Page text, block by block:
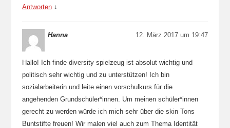
Antworten ↓
Hanna 12. März 2017 um 19:47
Hallo! Ich finde diversity spielzeug ist absolut wichtig und
politisch sehr wichtig und zu unterstützen! Ich bin
sozialarbeiterin und leite einen vorschulkurs für die
angehenden Grundschüler*innen. Um meinen schüler*innen
gerecht zu werden würde ich mich sehr über die skin Tons
Buntstifte freuen! Wir malen viel auch zum Thema Identität